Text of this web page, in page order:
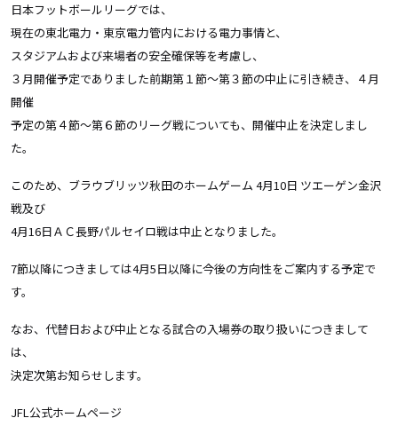
日本フットボールリーグでは、
現在の東北電力・東京電力管内における電力事情と、
スタジアムおよび来場者の安全確保等を考慮し、
３月開催予定でありました前期第１節～第３節の中止に引き続き、４月
開催
予定の第４節～第６節のリーグ戦についても、開催中止を決定しまし
た。
このため、ブラウブリッツ秋田のホームゲーム 4月10日 ツエーゲン金沢
戦及び
4月16日ＡＣ長野パルセイロ戦は中止となりました。
7節以降につきましては4月5日以降に今後の方向性をご案内する予定で
す。
なお、代替日および中止となる試合の入場券の取り扱いにつきまして
は、
決定次第お知らせします。
JFL公式ホームページ